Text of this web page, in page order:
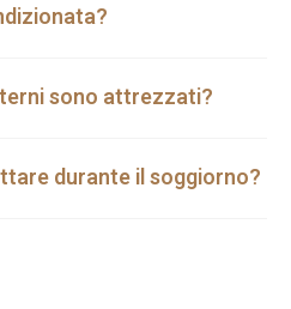
sono attrezzati?
durante il soggiorno?